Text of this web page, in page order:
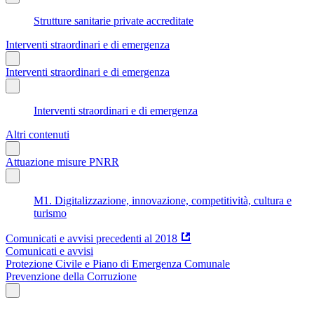
Strutture sanitarie private accreditate
Interventi straordinari e di emergenza
Interventi straordinari e di emergenza
Interventi straordinari e di emergenza
Altri contenuti
Attuazione misure PNRR
M1. Digitalizzazione, innovazione, competitività, cultura e
turismo
Comunicati e avvisi precedenti al 2018
Comunicati e avvisi
Protezione Civile e Piano di Emergenza Comunale
Prevenzione della Corruzione